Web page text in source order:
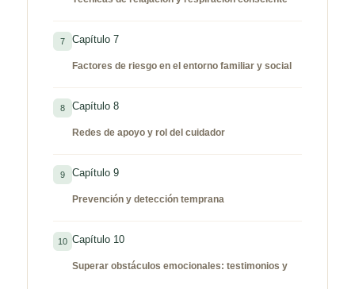
7 Capítulo 7
Factores de riesgo en el entorno familiar y social
8 Capítulo 8
Redes de apoyo y rol del cuidador
9 Capítulo 9
Prevención y detección temprana
10 Capítulo 10
Superar obstáculos emocionales: testimonios y